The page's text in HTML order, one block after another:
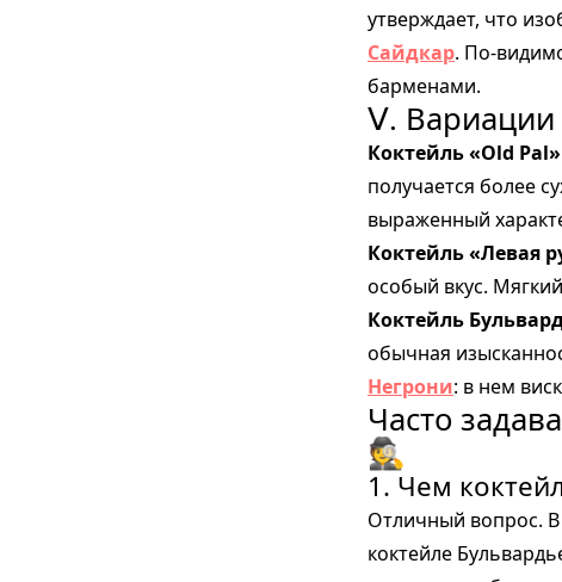
утверждает, что
Сайдкар. По-
барменами.
Ⅴ. Вариации
Коктейль «Old Pal»
получается более
выраженный
Коктейль «Левая
особый вкус.
Коктейль
обычная
Негрони: в нем
Часто
🕵️
1. Чем
Отличный вопрос. В
коктейле